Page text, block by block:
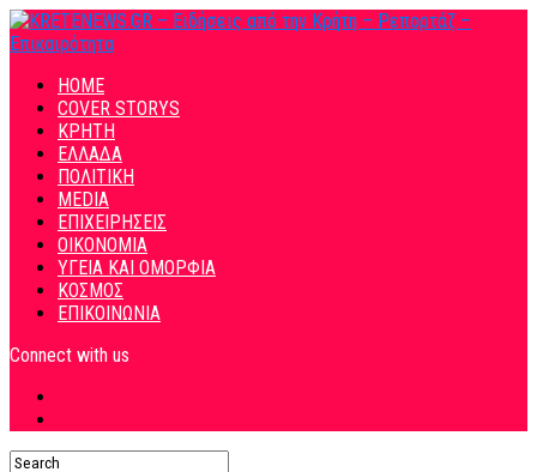
HOME
COVER STORYS
ΚΡΗΤΗ
ΕΛΛΑΔΑ
ΠΟΛΙΤΙΚΗ
MEDIA
ΕΠΙΧΕΙΡΗΣΕΙΣ
ΟΙΚΟΝΟΜΙΑ
ΥΓΕΙΑ ΚΑΙ ΟΜΟΡΦΙΑ
ΚΟΣΜΟΣ
ΕΠΙΚΟΙΝΩΝΙΑ
Connect with us